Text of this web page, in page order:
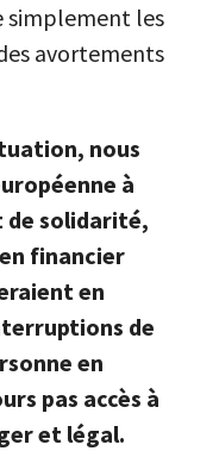
simplement les
avortements
nous
à
de solidarité,
financier
en
de
en
pas accès à
et légal.